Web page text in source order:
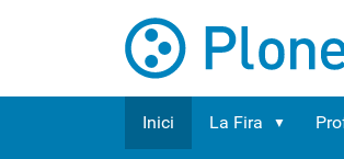
Inici La Fira